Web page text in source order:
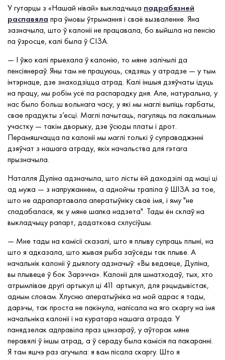
У гутарцы з «Нашай нівай» выкладчыца падрабязней
распавяла пра ўмовы ўтрымання і сваё вызваленне. Яна
зазначыла, што ў калоніі не працавала, бо выйшла на пенсію
па ўзросце, калі была ў СІЗА.
— І ўжо калі прыехала ў калонію, то мяне залічылі да
пенсіянераў. Яны там не працуюць, сядзяць у атрадзе — у тым
інтэрнаце, дзе знаходзіцца атрад. Калі іншыя дзяўчаты ідуць
на працу, мы робім усё па распарадку дня. Але, натуральна, у
нас было больш вольнага часу, у які мы маглі выпіць гарбаты,
свае прадукты з’есці. Маглі пачытаць, пагуляць па лакальным
участку — такім дворыку, дзе ўсюды платы і дрот.
Перамяшчацца па калоніі мы маглі толькі ў суправаджэнні
дзяўчат з нашага атраду, якіх начальства для гэтага
прызначыла.
Наталля Дуліна адзначыла, што лісты ёй даходзілі ад маці ці
ад мужа — з напружаннем, а аднойчы трапіла ў ШІЗА за тое,
што не адрапартавала аператыўніку сваё імя, і яму "не
спадабалася, як у мяне шапка надзета". Тады ён склаў на
выкладчыцу рапарт, дадаткова схлусіўшы.
— Мне тады на камісіі сказалі, што я плыву супраць плыні, на
што я адказала, што жывая рыба заўсёды так плыве. А
начальнік калоніі ў дыялогу адзначыў: «Вы ведаеце, Дуліна,
вы плывеце ў бок Зарэчча». Калоніі для шматходаў, тых, хто
атрымлівае другі артыкул ці 411 артыкул, для рэцыдывістак,
адным словам. Хлусню аператыўніка на мой адрас я тады,
дарэчы, так проста не пакінула, напісала на яго скаргу на імя
начальніка калоніі і на куратара нашага атрада. У
панядзелак адправіла праз цэнзараў, у аўторак мяне
перавялі ў іншы атрад, а ў сераду была камісія па пакаранні.
Я там яшчэ раз агучыла: я вам пісала скаргу. Што я